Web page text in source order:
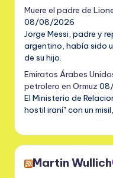
Muere el padre de
08/08/2026
Jorge Messi, padre y
argentino, había sido
de su hijo.
Emiratos Árabes
petrolero en Ormuz
El Ministerio de
hostil iraní" con un
Martin Wullich